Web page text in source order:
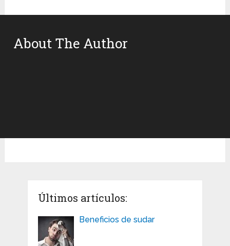
About The Author
Últimos artículos:
Beneficios de sudar